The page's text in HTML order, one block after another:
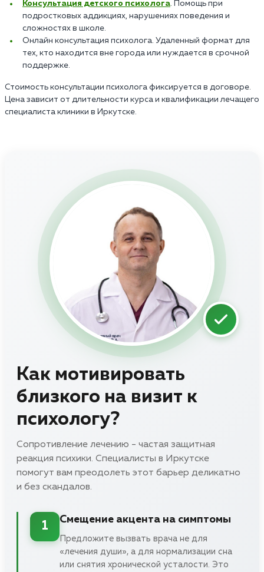
Консультация детского психолога. Помощь при
подростковых аддикциях, нарушениях поведения и
сложностях в школе.
Онлайн консультация психолога. Удаленный формат для
тех, кто находится вне города или нуждается в срочной
поддержке.
Стоимость консультации психолога фиксируется в договоре.
Цена зависит от длительности курса и квалификации лечащего
специалиста клиники в Иркутске.
Как мотивировать
близкого на визит к
психологу?
Сопротивление лечению - частая защитная
реакция психики. Специалисты в Иркутске
помогут вам преодолеть этот барьер деликатно
и без скандалов.
1
Смещение акцента на симптомы
Предложите вызвать врача не для
«лечения души», а для нормализации сна
или снятия хронической усталости. Это